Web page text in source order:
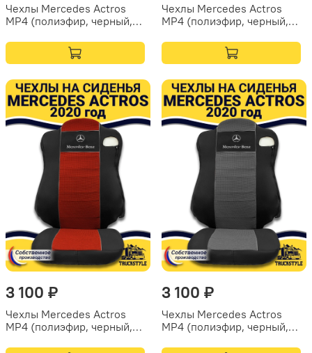
Чехлы Mercedes Actros
MP4 (полиэфир, черный,
Чехлы Mercedes Actros
MP4 (полиэфир, черный,
3 100 ₽
Чехлы Mercedes Actros
MP4 (полиэфир, черный,
3 100 ₽
Чехлы Mercedes Actros
MP4 (полиэфир, черный,